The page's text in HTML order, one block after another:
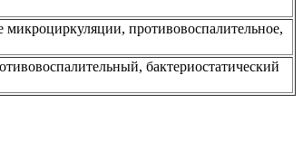
противовоспалительное,
бактериостатический